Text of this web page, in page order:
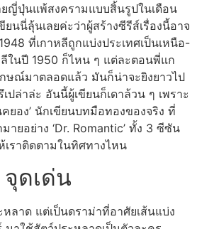
ญี่ปุ่นแพ้สงครามแบบสิ้นรูปในเดือน
ยนนี่ลุ้นเลยค่ะว่าผู้สร้างซีรีส์เรื่องนี้อาจ
ที่เกาหลีถูกแบ่งประเทศเป็นเหนือ-
ในปี 1950 ก็ไหน ๆ แต่ละตอนพี่แก
ษณ์มาตลอดแล้ว มันก็น่าจะยิงยาวไป
ปล่าล่ะ อันนี้ผู้เขียนก็เดาล้วน ๆ เพราะ
คยอง’ นักเขียนบทมือทองของจริง ที่
ายอย่าง ‘Dr. Romantic’ ทั้ง 3 ซีซัน
เราติดตามในทิศทางไหน
จุดเด่น
ลาด แต่เป็นดราม่าที่อาศัยเส้นแบ่ง